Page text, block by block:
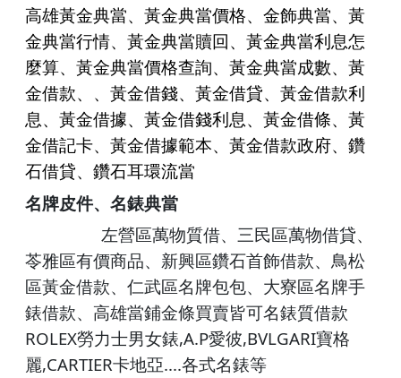
高雄黃金典當、 黃金典當價格、 金飾典當、 黃
金典當行情、 黃金典當贖回、黃金典當利息怎
麼算、黃金典當價格查詢、黃金典當成數、黃
金借款、、黃金借錢、黃金借貸、 黃金借款利
息、黃金借據、 黃金借錢利息、黃金借條、黃
金借記卡、黃金借據範本、黃金借款政府、鑽
石借貸、鑽石耳環流當
名牌皮件、 名錶典當
左營 區萬物質借、 三民區萬物借貸、
苓雅區有價商品、 新興區鑽石首飾借款、 鳥松
區黃金借款、 仁武區名牌包包、大寮區名牌手
錶借款、高雄當鋪金條買賣皆可名錶質借款
ROLEX勞力士男女錶,A.P愛彼,BVLGARI寶格
麗,CARTIER卡地亞....各式名錶等